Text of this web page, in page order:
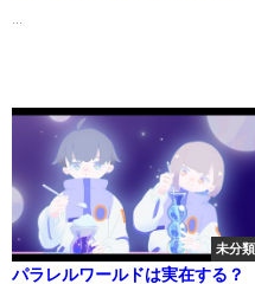
...
未分類
パラレルワールドは実在する？